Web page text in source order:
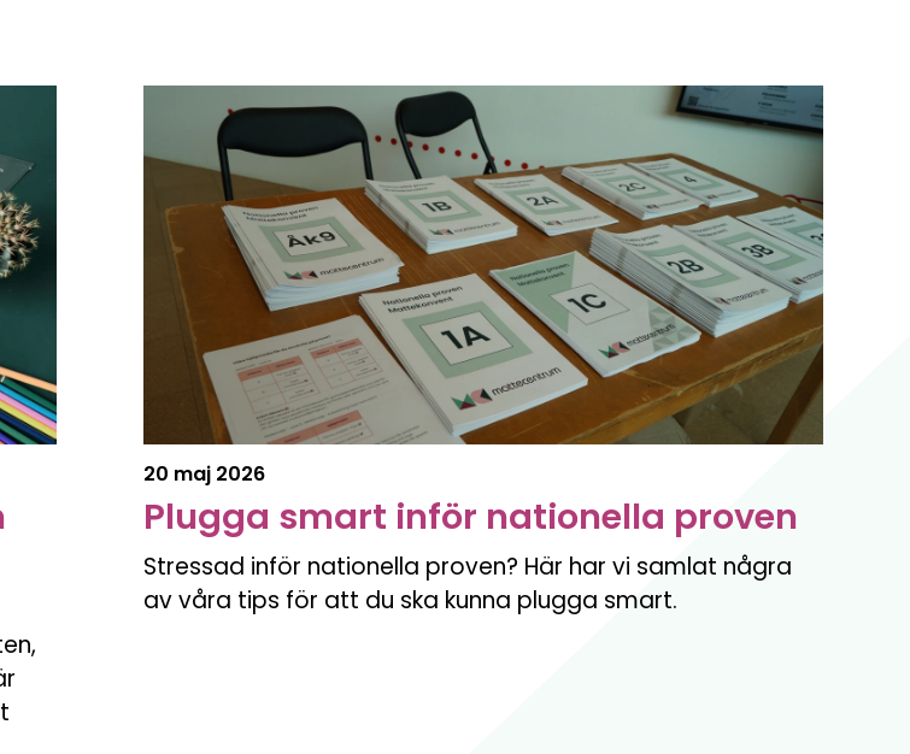
20 maj 2026
Plugga smart inför nationella proven
Stressad inför nationella proven? Här har vi samlat några
av våra tips för att du ska kunna plugga smart.